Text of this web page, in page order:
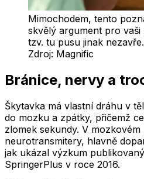
Mimochodem, tento
skvělý argument pro
tzv. tu pusu jinak nezavře.
Zdroj: Magnific
Bránice, nervy a
Škytavka má vlastní dráhu v
do mozku a zpátky, přičemž
zlomek sekundy. V
neurotransmitery, hlavně
jak ukázal výzkum
SpringerPlus v roce 2016.